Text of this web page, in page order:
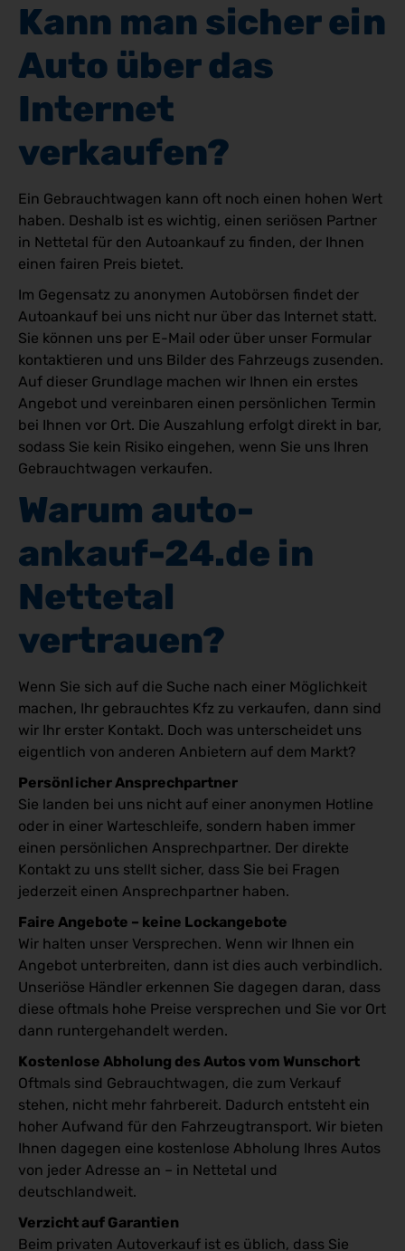
Kann man sicher ein
Auto über das
Internet
verkaufen?
Ein Gebrauchtwagen kann oft noch einen hohen Wert
haben. Deshalb ist es wichtig, einen seriösen Partner
in Nettetal für den Autoankauf zu finden, der Ihnen
einen fairen Preis bietet.
Im Gegensatz zu anonymen Autobörsen findet der
Autoankauf bei uns nicht nur über das Internet statt.
Sie können uns per E-Mail oder über unser Formular
kontaktieren und uns Bilder des Fahrzeugs zusenden.
Auf dieser Grundlage machen wir Ihnen ein erstes
Angebot und vereinbaren einen persönlichen Termin
bei Ihnen vor Ort. Die Auszahlung erfolgt direkt in bar,
sodass Sie kein Risiko eingehen, wenn Sie uns Ihren
Gebrauchtwagen verkaufen.
Warum auto-
ankauf-24.de in
Nettetal
vertrauen?
Wenn Sie sich auf die Suche nach einer Möglichkeit
machen, Ihr gebrauchtes Kfz zu verkaufen, dann sind
wir Ihr erster Kontakt. Doch was unterscheidet uns
eigentlich von anderen Anbietern auf dem Markt?
Persönlicher Ansprechpartner
Sie landen bei uns nicht auf einer anonymen Hotline
oder in einer Warteschleife, sondern haben immer
einen persönlichen Ansprechpartner. Der direkte
Kontakt zu uns stellt sicher, dass Sie bei Fragen
jederzeit einen Ansprechpartner haben.
Faire Angebote – keine Lockangebote
Wir halten unser Versprechen. Wenn wir Ihnen ein
Angebot unterbreiten, dann ist dies auch verbindlich.
Unseriöse Händler erkennen Sie dagegen daran, dass
diese oftmals hohe Preise versprechen und Sie vor Ort
dann runtergehandelt werden.
Kostenlose Abholung des Autos vom Wunschort
Oftmals sind Gebrauchtwagen, die zum Verkauf
stehen, nicht mehr fahrbereit. Dadurch entsteht ein
hoher Aufwand für den Fahrzeugtransport. Wir bieten
Ihnen dagegen eine kostenlose Abholung Ihres Autos
von jeder Adresse an – in Nettetal und
deutschlandweit.
Verzicht auf Garantien
Beim privaten Autoverkauf ist es üblich, dass Sie